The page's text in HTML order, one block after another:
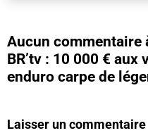
Aucun commentaire
BR’tv : 10 000 € aux
enduro carpe de
Laisser un commentaire